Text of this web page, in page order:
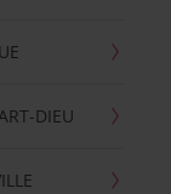
DIEU